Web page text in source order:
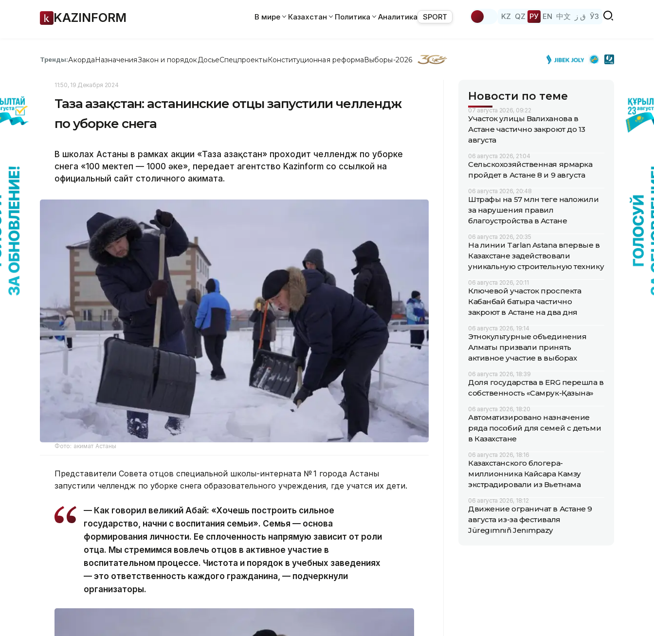
KAZINFORM В мире Казахстан Политика Аналитика SPORT KZ QZ РУ EN 中文 ق ز ЎЗ
Тренды:АкордаНазначенияЗакон и порядок ДосьеСпецпроектыКонституционная реформаВыборы-2026
11:50, 19 Декабря 2024
Таза Қазақстан: астанинские отцы запустили челлендж
по уборке снега
В школах Астаны в рамках акции «Таза Қазақстан» проходит челлендж по уборке
снега «100 мектеп — 1000 әке», передает агентство Kazinform со ссылкой на
официальный сайт столичного акимата.
Фото: акимат Астаны
Представители Совета отцов специальной школы-интерната № 1 города Астаны
запустили челлендж по уборке снега образовательного учреждения, где учатся их дети.
— Как говорил великий Абай: «Хочешь построить сильное
государство, начни с воспитания семьи». Семья — основа
формирования личности. Ее сплоченность напрямую зависит от роли
отца. Мы стремимся вовлечь отцов в активное участие в
воспитательном процессе. Чистота и порядок в учебных заведениях
— это ответственность каждого гражданина, — подчеркнули
организаторы.
Новости по теме
07 августа 2026, 09:22
Участок улицы Валиханова в
Астане частично закроют до 13
августа
06 августа 2026, 21:04
Сельскохозяйственная ярмарка
пройдет в Астане 8 и 9 августа
06 августа 2026, 20:48
Штрафы на 57 млн теңге наложили
за нарушения правил
благоустройства в Астане
06 августа 2026, 20:35
На линии Tarlan Astana впервые в
Казахстане задействовали
уникальную строительную технику
06 августа 2026, 20:11
Ключевой участок проспекта
Кабанбай батыра частично
закроют в Астане на два дня
06 августа 2026, 19:14
Этнокультурные объединения
Алматы призвали принять
активное участие в выборах
06 августа 2026, 18:39
Доля государства в ERG перешла в
собственность «Самрук-Қазына»
06 августа 2026, 18:20
Автоматизировано назначение
ряда пособий для семей с детьми
в Казахстане
06 августа 2026, 18:16
Казахстанского блогера-
миллионника Кайсара Камзу
экстрадировали из Вьетнама
06 августа 2026, 18:12
Движение ограничат в Астане 9
августа из-за фестиваля
Jüregımnıñ Jenımpazy